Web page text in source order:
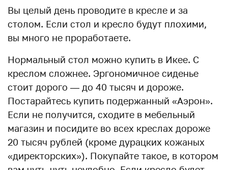
Вы целый день проводите в кресле и за
столом. Если стол и кресло будут плохими,
вы много не проработаете.
Нормальный стол можно купить в Икее. С
креслом сложнее. Эргономичное сиденье
стоит дорого — до 40 тысяч и дороже.
Постарайтесь купить подержанный «Аэрон».
Если не получится, сходите в мебельный
магазин и посидите во всех креслах дороже
20 тысяч рублей (кроме дурацких кожаных
«директорских»). Покупайте такое, в котором